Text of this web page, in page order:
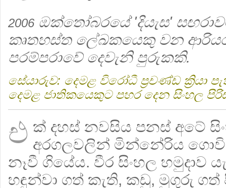
2006 ඔක්තෝබරයේ 'දියැස'
කෘතහස්ත ලේඛකයෙකු වන
පරම්පරාවේ දෙවැනි පුරුකකි.
සේයාරුව: දෙමළ විරෝධී ප්‍රචණ්ඩ ක්‍රියා
දෙමළ ජාතිකයෙකුට පහර දෙන සිංහල
එ ක් දහස් නවසිය පනස් අ‍ටේ
අරගලවලින් මින්නේරිය
නෑවී ගියේය. වීර සිංහල හමුදාව
හඳුන්වා ගත් කැති, කඩු, මුගුරු